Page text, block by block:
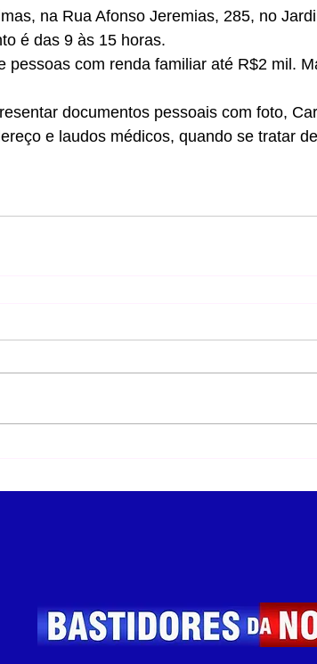
na Rua Afonso Jeremias, 285, no
é das 9 às 15 horas.
pessoas com renda familiar até R$2 mil.
documentos pessoais com foto,
e laudos médicos, quando se tratar